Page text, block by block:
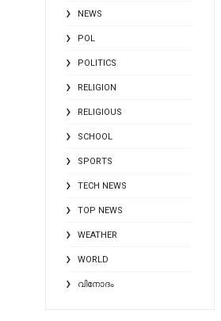
NEWS
POL
POLITICS
RELIGION
RELIGIOUS
SCHOOL
SPORTS
TECH NEWS
TOP NEWS
WEATHER
WORLD
വിനോദം